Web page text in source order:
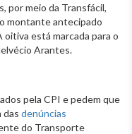
por meio da Transfácil,
montante antecipado
está marcada para o
Arantes.
pela CPI e pedem que
das denúncias
do Transporte